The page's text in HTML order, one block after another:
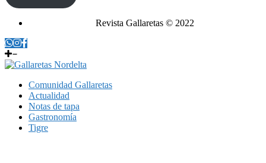
Revista Gallaretas © 2022
Comunidad Gallaretas
Actualidad
Notas de tapa
Gastronomía
Tigre